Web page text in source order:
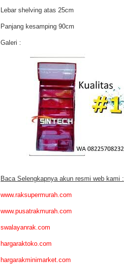
Lebar shelving atas 25cm
Panjang kesamping 90cm
Galeri :
Baca Selengkapnya akun resmi web kami :
www.raksupermurah.com
www.pusatrakmurah.com
swalayanrak.com
hargaraktoko.com
hargarakminimarket.com